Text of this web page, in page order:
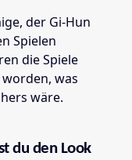
der Gi-Hun
Spielen
die Spiele
was
wäre.
du den Look